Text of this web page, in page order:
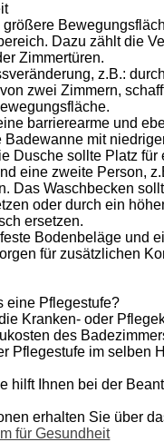
Dazu zählt die
Zimmertüren.
z.B.:
zwei Zimmern,
barrierearme und
Badewanne mit
Dusche sollte Platz für
eine zweite Person,
Das Waschbecken
oder durch ein
ersetzen.
Bodenbeläge und
für zusätzlichen
eine Pflegestufe?
Kranken- oder
des
Pflegestufe im selben
hilft Ihnen bei der
erhalten Sie über
für Gesundheit